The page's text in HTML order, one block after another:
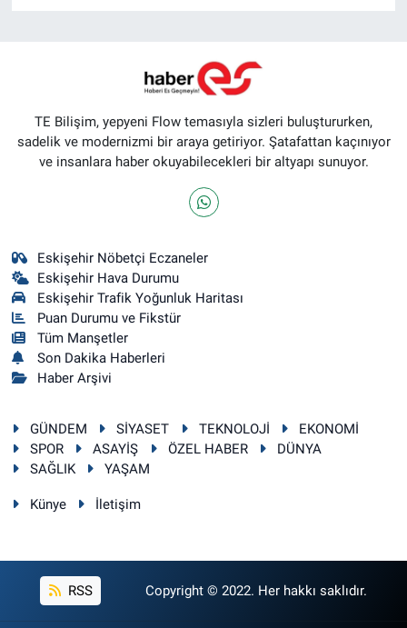
TE Bilişim, yepyeni Flow temasıyla sizleri buluştururken,
sadelik ve modernizmi bir araya getiriyor. Şatafattan kaçınıyor
ve insanlara haber okuyabilecekleri bir altyapı sunuyor.
Eskişehir Nöbetçi Eczaneler
Eskişehir Hava Durumu
Eskişehir Trafik Yoğunluk Haritası
Puan Durumu ve Fikstür
Tüm Manşetler
Son Dakika Haberleri
Haber Arşivi
GÜNDEM SİYASET TEKNOLOJİ
EKONOMİ
SPOR
ASAYİŞ ÖZEL HABER
DÜNYA
SAĞLIK
YAŞAM
Künye İletişim
RSS Copyright © 2022. Her hakkı saklıdır.